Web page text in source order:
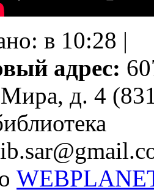
в 10:28 |
адрес:
д. 4